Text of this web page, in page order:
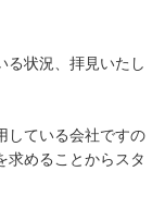
る状況、拝見いたし
している会社ですの
求めることからスタ